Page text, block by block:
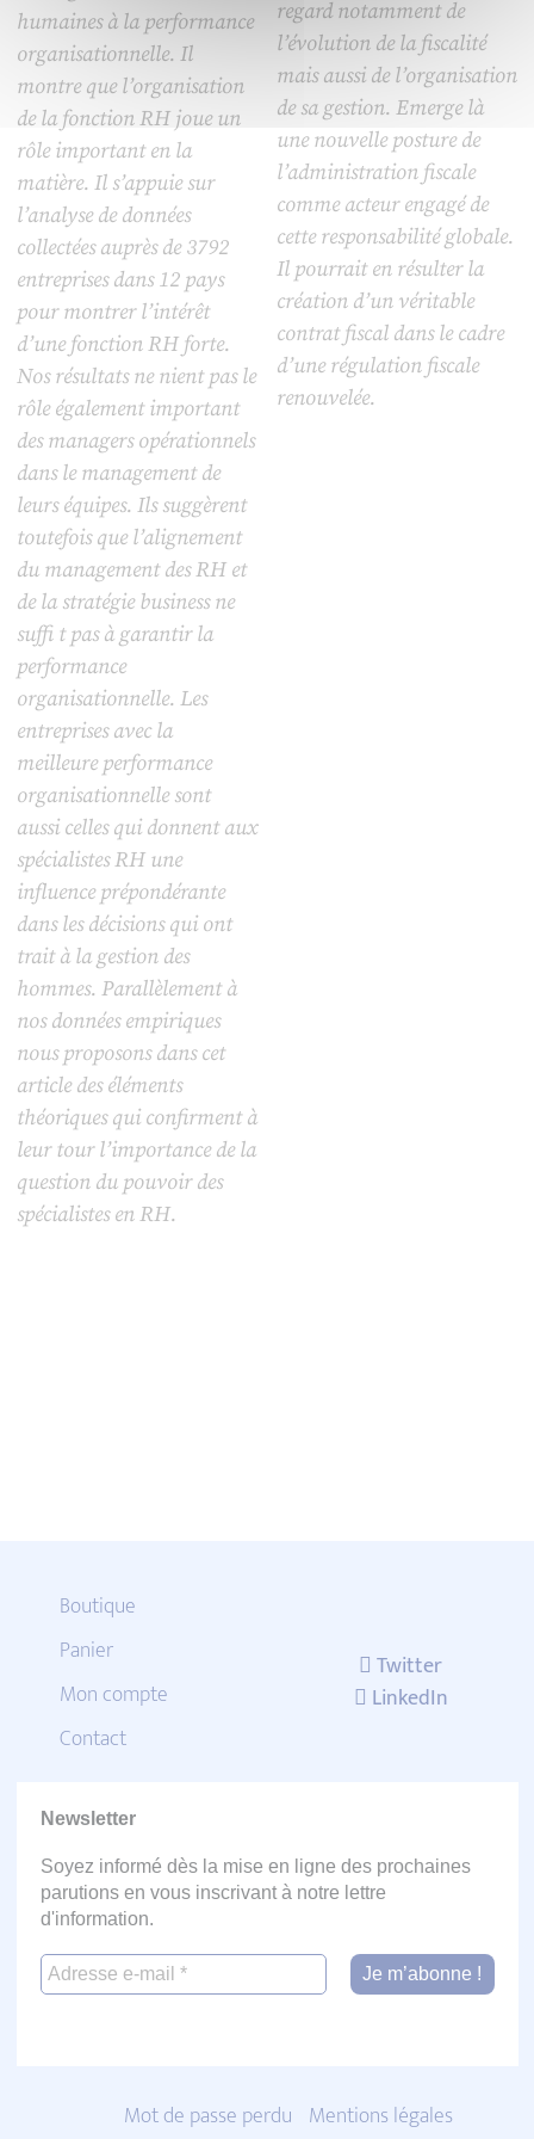
humaines à la performance
organisationnelle. Il
montre que l’organisation
de la fonction RH joue un
rôle important en la
matière. Il s’appuie sur
l’analyse de données
collectées auprès de 3792
entreprises dans 12 pays
pour montrer l’intérêt
d’une fonction RH forte.
Nos résultats ne nient pas le
rôle également important
des managers opérationnels
dans le management de
leurs équipes. Ils suggèrent
toutefois que l’alignement
du management des RH et
de la stratégie business ne
suffi t pas à garantir la
performance
organisationnelle. Les
entreprises avec la
meilleure performance
organisationnelle sont
aussi celles qui donnent aux
spécialistes RH une
influence prépondérante
dans les décisions qui ont
trait à la gestion des
hommes. Parallèlement à
nos données empiriques
nous proposons dans cet
article des éléments
théoriques qui confirment à
leur tour l’importance de la
question du pouvoir des
spécialistes en RH.
regard notamment de
l’évolution de la fiscalité
mais aussi de l’organisation
de sa gestion. Emerge là
une nouvelle posture de
l’administration fiscale
comme acteur engagé de
cette responsabilité globale.
Il pourrait en résulter la
création d’un véritable
contrat fiscal dans le cadre
d’une régulation fiscale
renouvelée.
Boutique
Panier
Mon compte
Contact
Twitter
LinkedIn
Newsletter
Soyez informé dès la mise en ligne des prochaines
parutions en vous inscrivant à notre lettre
d'information.
Mot de passe perdu Mentions légales